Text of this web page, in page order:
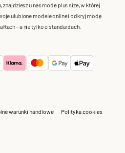
znajdziesz u nas modę plus size, w której
ulubione modele online i odkryj modę
– a nie tylko o standardach.
warunki handlowe
Polityka cookies